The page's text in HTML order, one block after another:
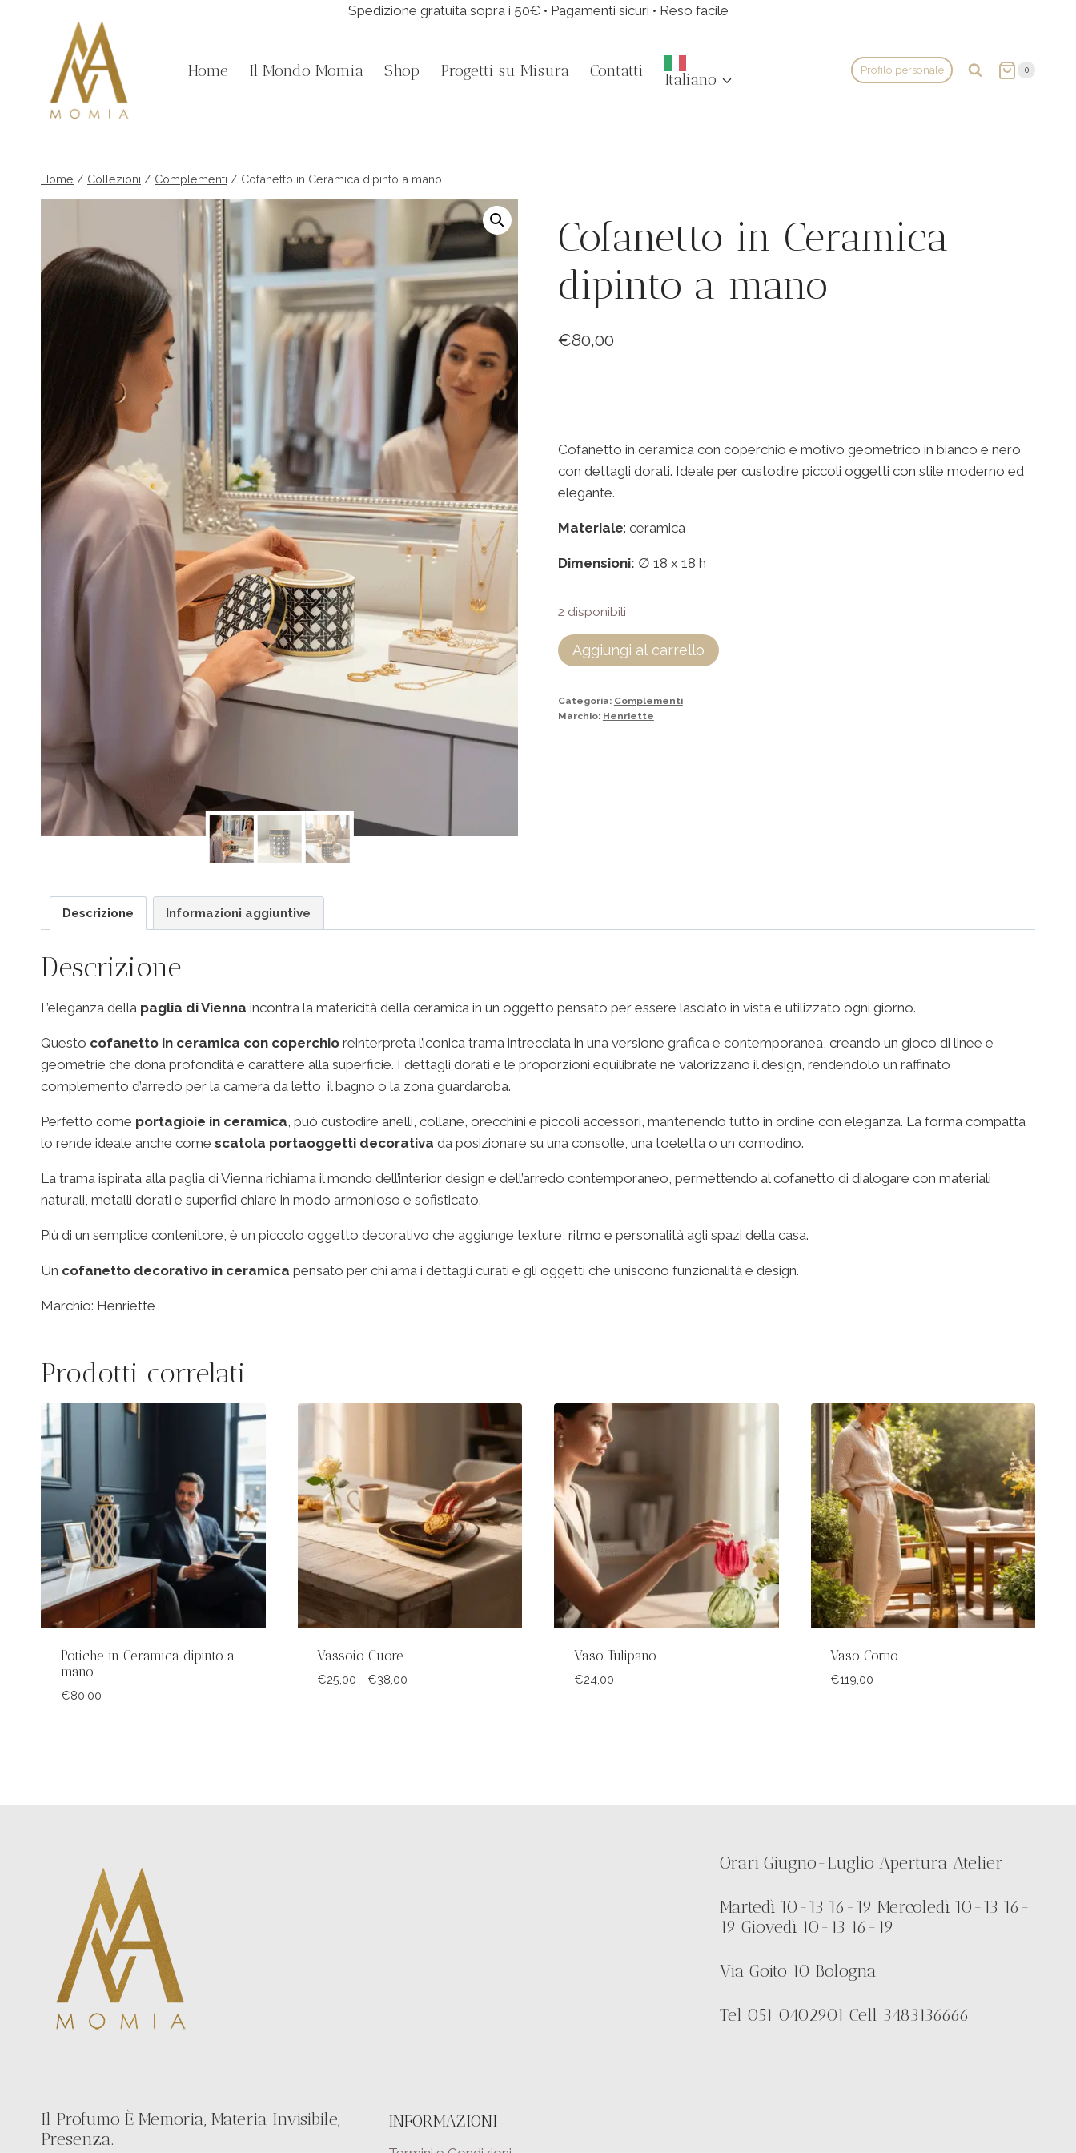
Spedizione gratuita sopra i 50€ • Pagamenti sicuri • Reso facile
Home Il Mondo Momia Shop Progetti su Misura Contatti Italiano Profilo personale 0
Home / Collezioni / Complementi / Cofanetto in Ceramica dipinto a mano
Cofanetto in Ceramica
dipinto a mano
€80,00
Cofanetto in ceramica con coperchio e motivo geometrico in bianco e nero
con dettagli dorati. Ideale per custodire piccoli oggetti con stile moderno ed
elegante.
Materiale: ceramica
Dimensioni: ∅ 18 x 18 h
2 disponibili
Aggiungi al carrello
Categoria: Complementi
Marchio: Henriette
Descrizione Informazioni aggiuntive
Descrizione
L’eleganza della paglia di Vienna incontra la matericità della ceramica in un oggetto pensato per essere lasciato in vista e utilizzato ogni giorno.
Questo cofanetto in ceramica con coperchio reinterpreta l’iconica trama intrecciata in una versione grafica e contemporanea, creando un gioco di linee e
geometrie che dona profondità e carattere alla superficie. I dettagli dorati e le proporzioni equilibrate ne valorizzano il design, rendendolo un raffinato
complemento d’arredo per la camera da letto, il bagno o la zona guardaroba.
Perfetto come portagioie in ceramica, può custodire anelli, collane, orecchini e piccoli accessori, mantenendo tutto in ordine con eleganza. La forma compatta
lo rende ideale anche come scatola portaoggetti decorativa da posizionare su una consolle, una toeletta o un comodino.
La trama ispirata alla paglia di Vienna richiama il mondo dell’interior design e dell’arredo contemporaneo, permettendo al cofanetto di dialogare con materiali
naturali, metalli dorati e superfici chiare in modo armonioso e sofisticato.
Più di un semplice contenitore, è un piccolo oggetto decorativo che aggiunge texture, ritmo e personalità agli spazi della casa.
Un cofanetto decorativo in ceramica pensato per chi ama i dettagli curati e gli oggetti che uniscono funzionalità e design.
Marchio: Henriette
Prodotti correlati
Potiche in Ceramica dipinto a
mano
€80,00
Vassoio Cuore
€25,00 - €38,00
Vaso Tulipano
€24,00
Vaso Corno
€119,00
Orari Giugno-Luglio Apertura Atelier
Martedì 10-13 16-19 Mercoledì 10-13 16-
19 Giovedì 10-13 16-19
Via Goito 10 Bologna
Tel 051 0402901 Cell 3483136666
Il Profumo È Memoria, Materia Invisibile,
Presenza.
INFORMAZIONI